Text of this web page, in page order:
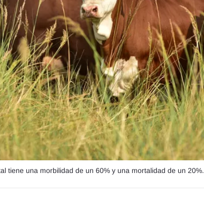
tiene una morbilidad de un 60% y una mortalidad de un 20%.